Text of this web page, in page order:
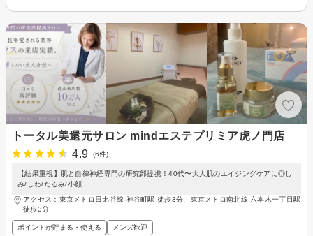
トータル美還元サロン mindエステプリミア虎ノ門店
4.9
(6件)
【結果重視】肌と自律神経専門の研究部提携！40代〜大人肌のエイジングケアに◎し
み/しわ/たるみ/小顔
アクセス：東京メトロ日比谷線 神谷町駅 徒歩3分、東京メトロ南北線 六本木一丁目駅
徒歩3分
ポイントが貯まる・使える メンズ歓迎